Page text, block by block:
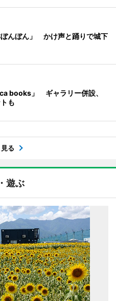
んぼん」 かけ声と踊りで城下
books」 ギャラリー併設、
も
る
遊ぶ